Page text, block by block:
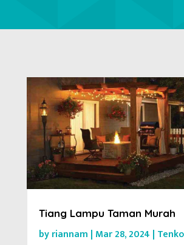
Tiang Lampu Taman Murah
byriannam | Mar 28, 2024 |